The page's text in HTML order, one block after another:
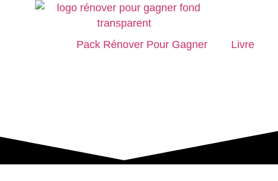
Pack Rénover Pour Gagner Livre